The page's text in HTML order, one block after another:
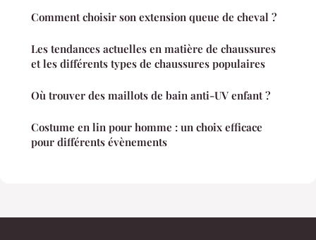
Comment choisir son extension queue de cheval ?
Les tendances actuelles en matière de chaussures
et les différents types de chaussures populaires
Où trouver des maillots de bain anti-UV enfant ?
Costume en lin pour homme : un choix efficace
pour différents évènements